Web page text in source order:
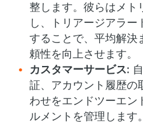
整します。彼らはメト
し、トリアージアラ
することで、平均解決
頼性を向上させます。
カスタマーサービス:
証、アカウント履歴の
わせをエンドツーエン
ルメントを管理します